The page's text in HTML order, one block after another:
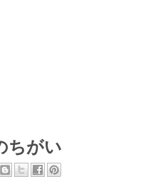
ちがい